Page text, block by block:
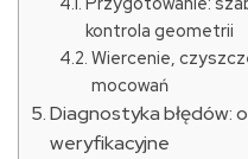
kontrola geometrii
Wiercenie,
mocowań
Diagnostyka błędów:
weryfikacyjne